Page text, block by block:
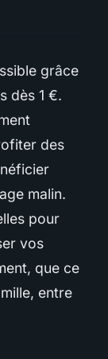
grâce
dès 1 €.
des
malin.
pour
vos
que ce
entre